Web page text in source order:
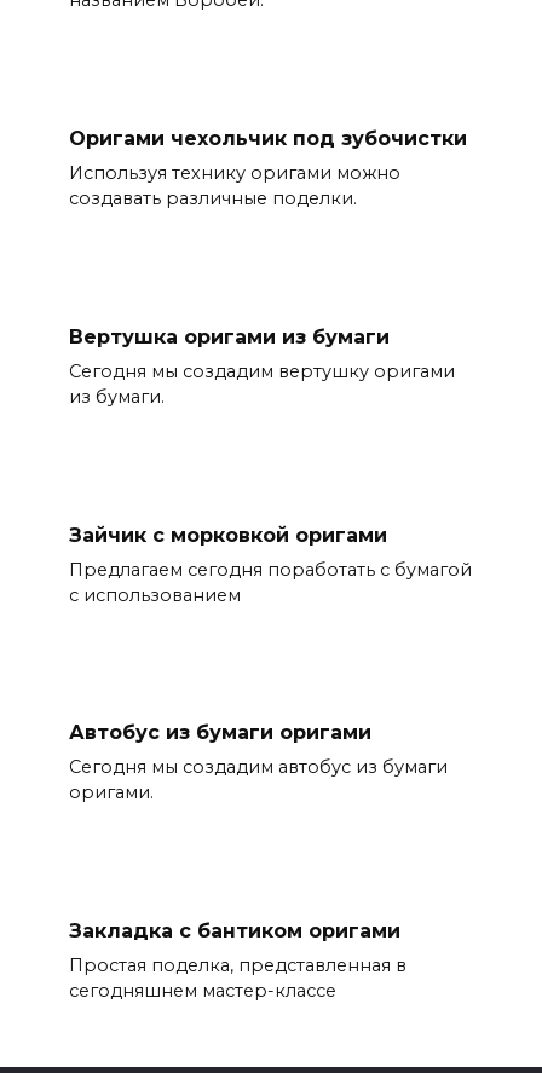
Оригами чехольчик под зубочистки
Используя технику оригами можно
создавать различные поделки.
Вертушка оригами из бумаги
Сегодня мы создадим вертушку оригами
из бумаги.
Зайчик с морковкой оригами
Предлагаем сегодня поработать с бумагой
с использованием
Автобус из бумаги оригами
Сегодня мы создадим автобус из бумаги
оригами.
Закладка с бантиком оригами
Простая поделка, представленная в
сегодняшнем мастер-классе